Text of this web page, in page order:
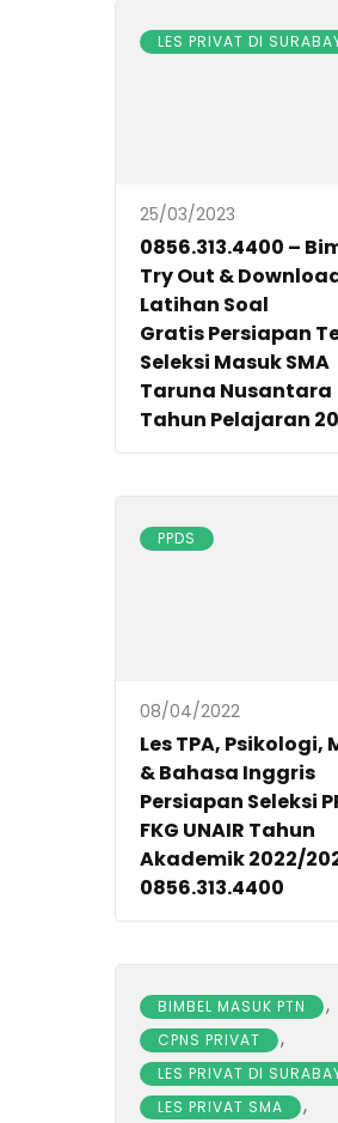
LES PRIVAT DI
25/03/2023
0856.313.4400 –
Try Out &
Latihan Soal
Gratis Persiapan
Seleksi Masuk SMA
Taruna Nusantara
Tahun Pelajaran
PPDS
08/04/2022
Les TPA, Psikologi,
& Bahasa Inggris
Persiapan Seleksi
FKG UNAIR Tahun
Akademik 2022/
0856.313.4400
BIMBEL MASUK PTN ,
CPNS PRIVAT ,
LES PRIVAT DI
LES PRIVAT SMA ,